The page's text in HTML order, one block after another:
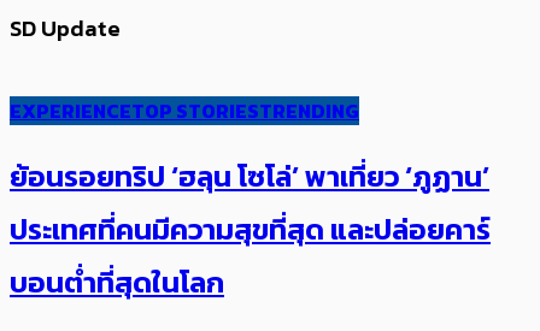
SD Update
EXPERIENCETOP STORIESTRENDING
ย้อนรอยทริป ‘ฮลุน โซโล่’ ​​พาเที่ยว ‘ภูฏาน’
ประเทศ​ที่คน​มีความสุข​ที่สุด​​ และปล่อยคาร์​
บอนต่ำที่สุดในโลก